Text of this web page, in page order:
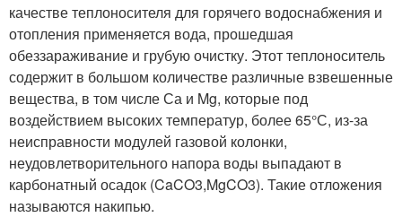
качестве теплоносителя для горячего водоснабжения и
отопления применяется вода, прошедшая
обеззараживание и грубую очистку. Этот теплоноситель
содержит в большом количестве различные взвешенные
вещества, в том числе Са и Mg, которые под
воздействием высоких температур, более 65°С, из-за
неисправности модулей газовой колонки,
неудовлетворительного напора воды выпадают в
карбонатный осадок (CaCO3,MgCO3). Такие отложения
называются накипью.